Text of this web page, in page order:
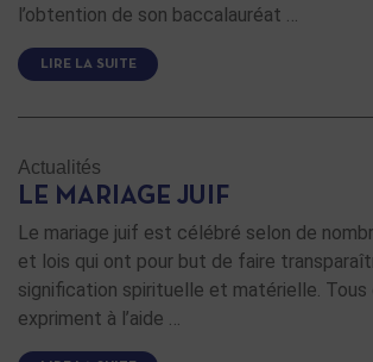
l’obtention de son baccalauréat …
LIRE LA SUITE
Actualités
LE MARIAGE JUIF
Le mariage juif est célébré selon de
et lois qui ont pour but de faire
signification spirituelle et matérielle. Tous
expriment à l’aide …